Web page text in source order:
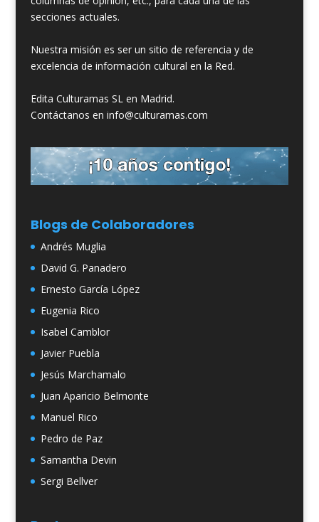
secciones actuales.
Nuestra misión es ser un sitio de referencia y de
excelencia de información cultural en la Red.
Edita Culturamas SL en Madrid.
Contáctanos en info@culturamas.com
Blogs de Colaboradores
Andrés Muglia
David G. Panadero
Ernesto García López
Eugenia Rico
Isabel Camblor
Javier Puebla
Jesús Marchamalo
Juan Aparicio Belmonte
Manuel Rico
Pedro de Paz
Samantha Devin
Sergi Bellver